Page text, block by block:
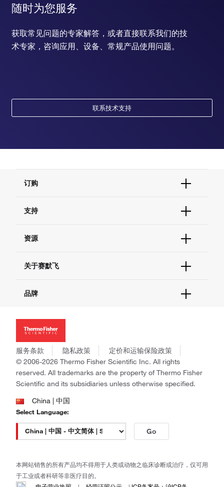
随时为您服务
获取常见问题的专家解答，或者直接联系我们的技
术专家，咨询应用、设备、常规产品使用问题。
联系技术支持
订购
订单支持
现货供应中心
支持
联系我们 - 400 820 8982
查找文件&证书
资源
促销
社交媒体
关于赛默飞
招聘
新闻
社会责任
商标
政策和通知
品牌
Applied Biosystems
Invitrogen
Gibco
Ion Torrent
Unity Lab Services
Patheon
PPD
服务条款 隐私政策
定价和运输保险政策
© 2006-2026 Thermo Fisher Scientific Inc. All rights
reserved. All trademarks are the property of Thermo Fisher
Scientific and its subsidiaries unless otherwise specified.
China | 中国
Select Language:
Go
本网站销售的所有产品均不得用于人类或动物之临床诊断或治疗，仅可用
于工业或者科研等非医疗目的。